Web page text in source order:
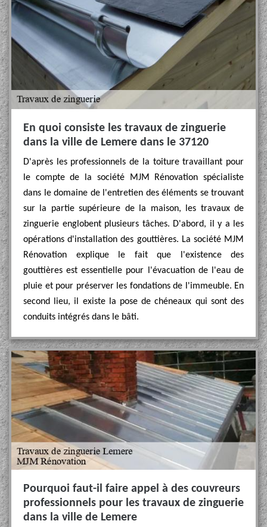
En quoi consiste les travaux de zinguerie
dans la ville de Lemere dans le 37120
D'après les professionnels de la toiture travaillant pour
le compte de la société MJM Rénovation spécialiste
dans le domaine de l'entretien des éléments se trouvant
sur la partie supérieure de la maison, les travaux de
zinguerie englobent plusieurs tâches. D'abord, il y a les
opérations d'installation des gouttières. La société MJM
Rénovation explique le fait que l'existence des
gouttières est essentielle pour l'évacuation de l'eau de
pluie et pour préserver les fondations de l'immeuble. En
second lieu, il existe la pose de chéneaux qui sont des
conduits intégrés dans le bâti.
Pourquoi faut-il faire appel à des couvreurs
professionnels pour les travaux de zinguerie
dans la ville de Lemere